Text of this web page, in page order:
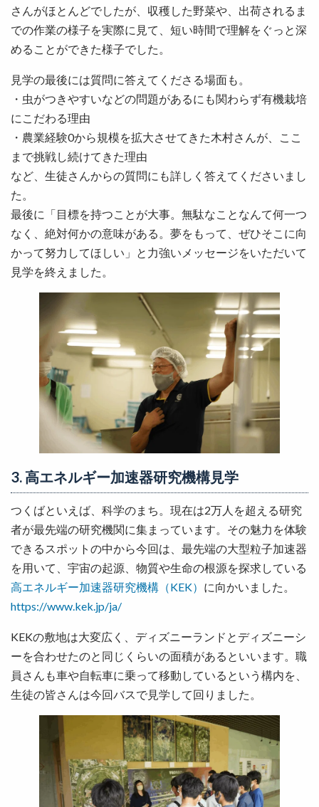
さんがほとんどでしたが、収穫した野菜や、出荷されるま
での作業の様子を実際に見て、短い時間で理解をぐっと深
めることができた様子でした。
見学の最後には質問に答えてくださる場面も。
・虫がつきやすいなどの問題があるにも関わらず有機栽培
にこだわる理由
・農業経験0から規模を拡大させてきた木村さんが、ここ
まで挑戦し続けてきた理由
など、生徒さんからの質問にも詳しく答えてくださいまし
た。
最後に「目標を持つことが大事。無駄なことなんて何一つ
なく、絶対何かの意味がある。夢をもって、ぜひそこに向
かって努力してほしい」と力強いメッセージをいただいて
見学を終えました。
3. 高エネルギー加速器研究機構見学
つくばといえば、科学のまち。現在は2万人を超える研究
者が最先端の研究機関に集まっています。その魅力を体験
できるスポットの中から今回は、最先端の大型粒子加速器
を用いて、宇宙の起源、物質や生命の根源を探求している
高エネルギー加速器研究機構（KEK） に向かいました。
https://www.kek.jp/ja/
KEKの敷地は大変広く、ディズニーランドとディズニーシ
ーを合わせたのと同じくらいの面積があるといいます。職
員さんも車や自転車に乗って移動しているという構内を、
生徒の皆さんは今回バスで見学して回りました。